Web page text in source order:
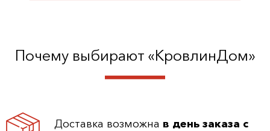
Почему выбирают «КровлинДом»
Доставка возможна в день заказа с